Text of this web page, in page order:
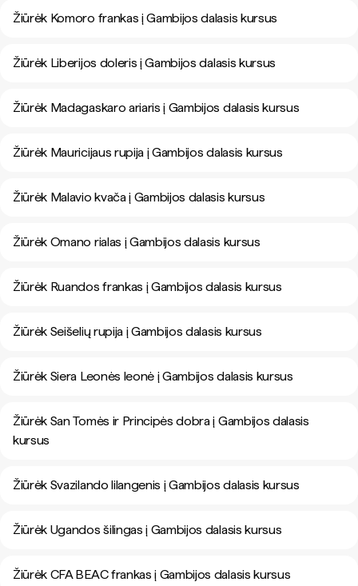
Žiūrėk Komoro frankas į Gambijos dalasis kursus
Žiūrėk Liberijos doleris į Gambijos dalasis kursus
Žiūrėk Madagaskaro ariaris į Gambijos dalasis kursus
Žiūrėk Mauricijaus rupija į Gambijos dalasis kursus
Žiūrėk Malavio kvača į Gambijos dalasis kursus
Žiūrėk Omano rialas į Gambijos dalasis kursus
Žiūrėk Ruandos frankas į Gambijos dalasis kursus
Žiūrėk Seišelių rupija į Gambijos dalasis kursus
Žiūrėk Siera Leonės leonė į Gambijos dalasis kursus
Žiūrėk San Tomės ir Principės dobra į Gambijos dalasis
kursus
Žiūrėk Svazilando lilangenis į Gambijos dalasis kursus
Žiūrėk Ugandos šilingas į Gambijos dalasis kursus
Žiūrėk CFA BEAC frankas į Gambijos dalasis kursus